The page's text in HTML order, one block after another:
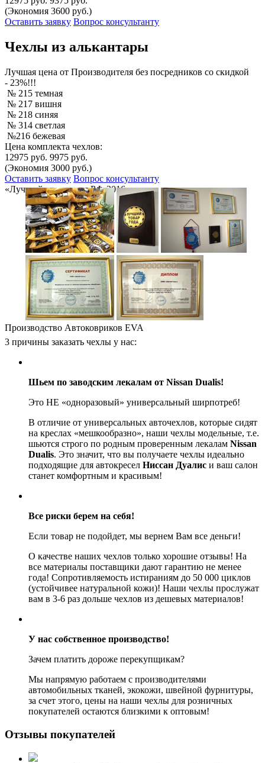
(Экономия 3600 руб.)
Оставить заявку Вопрос консультанту
Чехлы из алькантары
Лучшая цена от Производителя без посредников со скидкой
- 23%!!!
№ 215 темная
№ 217 вишня
№ 218 синяя
№ 314 светлая
№216 бежевая
Цена комплекта чехлов:
12975 руб. 9975 руб.
(Экономия 3000 руб.)
Оставить заявку Вопрос консультанту
«Лучший товар года РФ-2016»
Производство Автоковриков EVA
3 причины заказать чехлы у нас:
Шьем по заводским лекалам от Nissan Dualis!
Это НЕ «одноразовый» универсальный ширпотреб!
В отличие от универсальных авточехлов, которые сидят
на креслах «мешкообразно», наши чехлы модельные, т.е.
шьются строго по родным проверенным лекалам Nissan
Dualis. Это значит, что вы получаете чехлы идеально
подходящие для автокресел Ниссан Дуалис и ваш салон
станет комфортным и красивым!
Все риски берем на себя!
Если товар не подойдет, мы вернем Вам все деньги!
О качестве наших чехлов только хорошие отзывы! На
все материалы поставщики дают гарантию не менее
года! Сопротивляемость истираниям до 50 000 циклов
(устойчивее натуральной кожи)! Наши чехлы прослужат
вам в 3-6 раз дольше чехлов из дешевых материалов!
У нас собственное производство!
Зачем платить дороже перекупщикам?
Мы напрямую работаем с производителями
автомобильных тканей, экокожи, швейной фурнитуры,
за счет этого, цены на наши чехлы для розничных
покупателей остаются близкими к оптовым!
Отзывы покупателей